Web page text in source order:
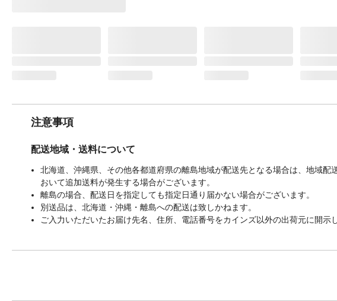
注意事項
配送地域・送料について
北海道、沖縄県、その他各都道府県の離島地域が配送先となる場合は、地域
おいて追加送料が発生する場合がございます。
離島の場合、配送日を指定しても指定日通り届かない場合がございます。
別送品は、北海道・沖縄・離島への配送は致しかねます。
ご入力いただいたお届け先名、住所、電話番号をカインズ以外の出荷元に開示